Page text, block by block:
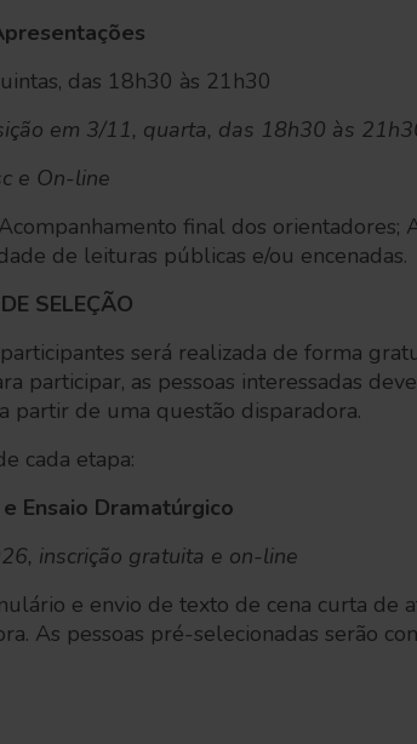
das 18h30 às 21h30
em 3/11, quarta, das 18h30 às
e On-line
final dos orientadores;
de leituras públicas e/ou encenadas.
SELEÇÃO
será realizada de forma
participar, as pessoas interessadas
partir de uma questão disparadora.
cada etapa:
Ensaio Dramatúrgico
inscrição gratuita e on-line
e envio de texto de cena curta de
As pessoas pré-selecionadas serão